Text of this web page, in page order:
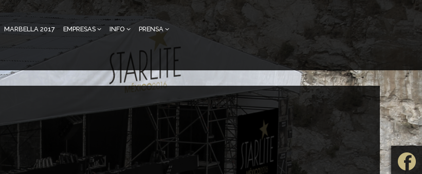
MARBELLA 2017 EMPRESAS INFO PRENSA